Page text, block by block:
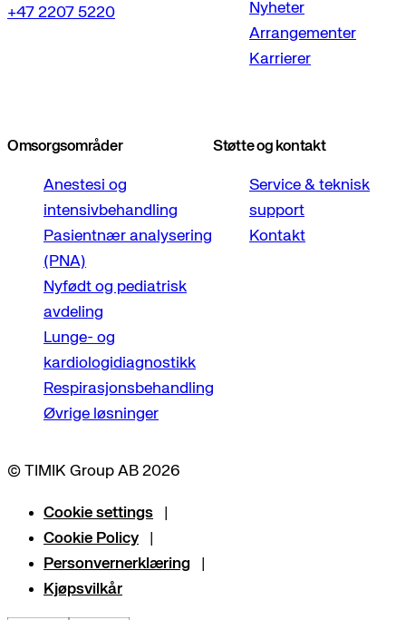
+47 2207 5220
Nyheter
Arrangementer
Karrierer
Omsorgsområder
Anestesi og
intensivbehandling
Pasientnær analysering
(PNA)
Nyfødt og pediatrisk
avdeling
Lunge- og
kardiologidiagnostikk
Respirasjonsbehandling
Øvrige løsninger
Støtte og kontakt
Service & teknisk
support
Kontakt
© TIMIK Group AB 2026
Cookie settings
Cookie Policy
Personvernerklæring
Kjøpsvilkår